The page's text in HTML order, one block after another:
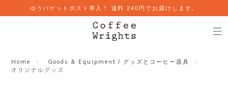
ゆうパケットポスト導入！ 送料 240円でお届けします。
Home
Goods & Equipment / グッズとコーヒー器具
オリジナルグッズ